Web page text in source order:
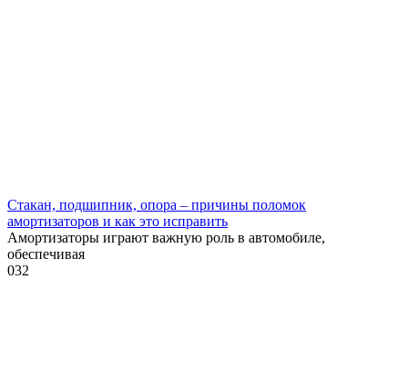
Стакан, подшипник, опора – причины поломок
амортизаторов и как это исправить
Амортизаторы играют важную роль в автомобиле,
обеспечивая
032